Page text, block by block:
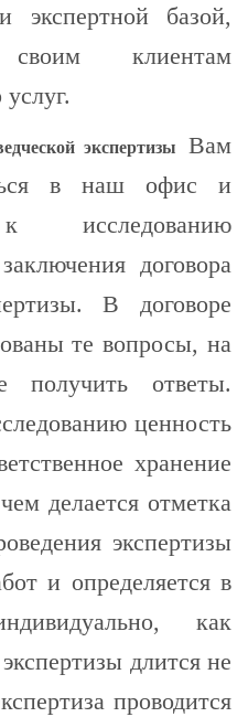
экспертной базой,
клиентам
экспертизы
Вам
в наш офис и
исследованию
договора
В договоре
те вопросы, на
получить ответы.
ценность
хранение
делается отметка
экспертизы
и определяется в
как
длится не
проводится